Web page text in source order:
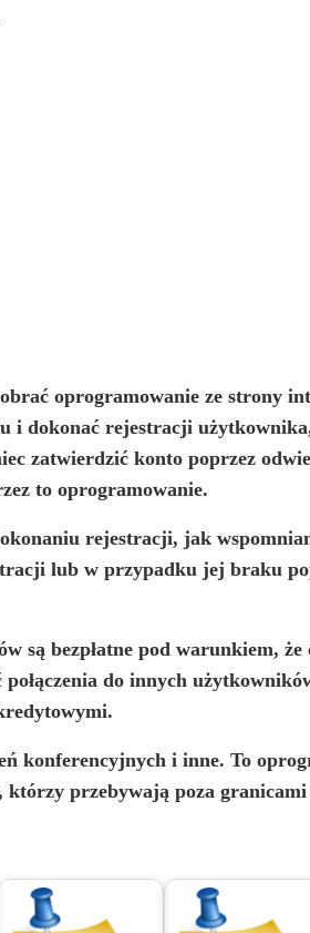
oprogramowanie ze strony
i dokonać rejestracji
zatwierdzić konto poprzez
to oprogramowanie.
rejestracji, jak
lub w przypadku jej braku
są bezpłatne pod warunkiem,
do innych
konferencyjnych i inne. To
którzy przebywają poza